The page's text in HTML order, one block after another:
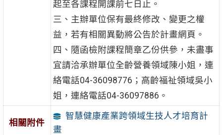
起至各課程開課前七日止。
三、主辦單位保有最終修改、變更之權
益，若有相關異動將公告於計畫網頁。
四、隨函檢附課程簡章乙份供參，未盡事
宜請洽承辦單位全齡營養領域陳小姐，連
絡電話04-36098776；高齡福祉領域吳小
姐，連絡電話04-36097886。
相關附件
智慧健康產業跨領域生技人才培育計
畫